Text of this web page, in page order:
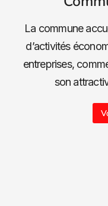
La commune
d’activités
entreprises,
son